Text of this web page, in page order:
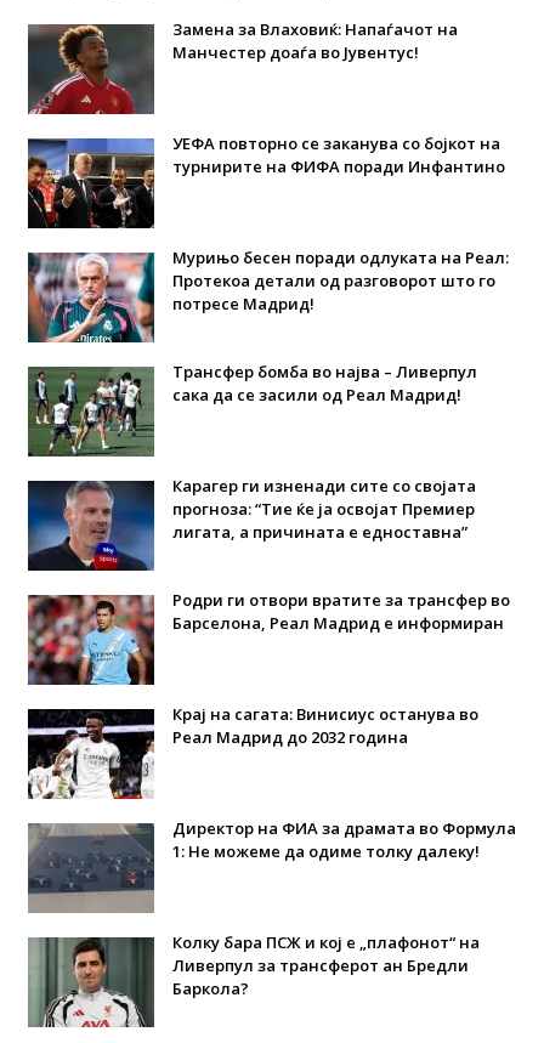
Замена за Влаховиќ: Напаѓачот на
Манчестер доаѓа во Јувентус!
УЕФА повторно се заканува со бојкот на
турнирите на ФИФА поради Инфантино
Мурињо бесен поради одлуката на Реал:
Протекоа детали од разговорот што го
потресе Мадрид!
Трансфер бомба во најва – Ливерпул
сака да се засили од Реал Мадрид!
Карагер ги изненади сите со својата
прогноза: “Тие ќе ја освојат Премиер
лигата, а причината е едноставна”
Родри ги отвори вратите за трансфер во
Барселона, Реал Мадрид е информиран
Крај на сагата: Винисиус останува во
Реал Мадрид до 2032 година
Директор на ФИА за драмата во Формула
1: Не можеме да одиме толку далеку!
Колку бара ПСЖ и кој е „плафонот“ на
Ливерпул за трансферот ан Бредли
Баркола?